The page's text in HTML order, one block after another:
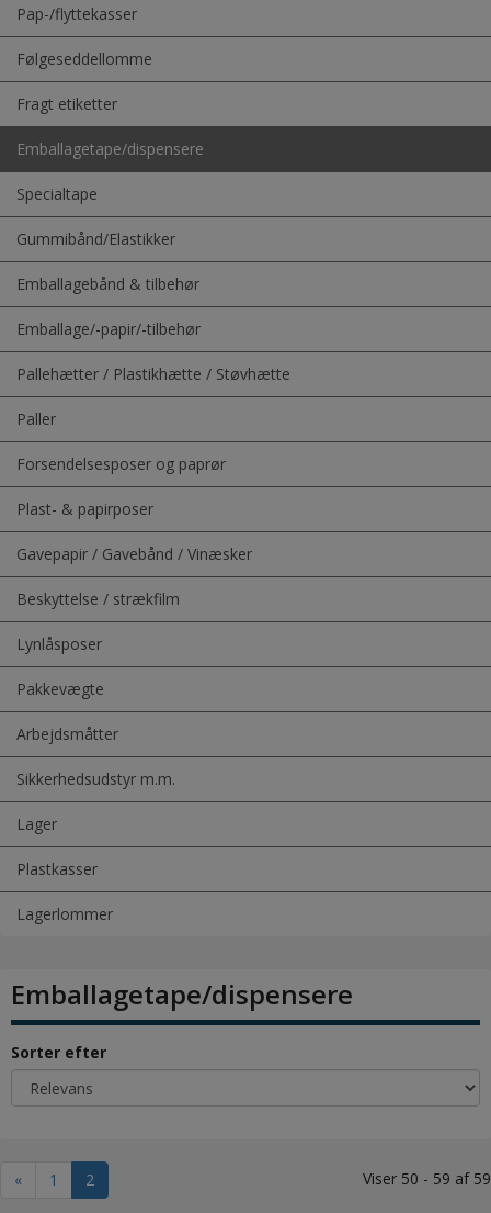
Pap-/flyttekasser
Følgeseddellomme
Fragt etiketter
Emballagetape/dispensere
Specialtape
Gummibånd/Elastikker
Emballagebånd & tilbehør
Emballage/-papir/-tilbehør
Pallehætter / Plastikhætte / Støvhætte
Paller
Forsendelsesposer og paprør
Plast- & papirposer
Gavepapir / Gavebånd / Vinæsker
Beskyttelse / strækfilm
Lynlåsposer
Pakkevægte
Arbejdsmåtter
Sikkerhedsudstyr m.m.
Lager
Plastkasser
Lagerlommer
Emballagetape/dispensere
Sorter efter
Viser 50 - 59 af 59
« 1 2